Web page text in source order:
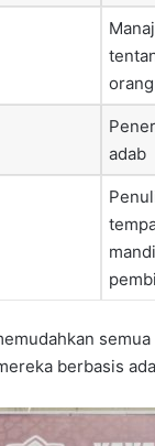
adab
berbasis